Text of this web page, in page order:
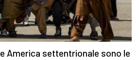
America settentrionale sono le